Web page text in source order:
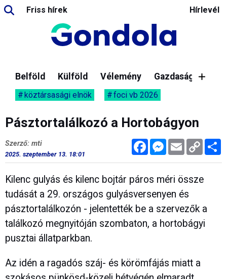
Friss hírek Hírlevél
Belföld Külföld Vélemény Gazdaság
köztársasági elnök foci vb 2026
Pásztortalálkozó a Hortobágyon
FacebookMessenger
Email Copy
Link
Szerző: mti
2025. szeptember 13. 18:01
Kilenc gulyás és kilenc bojtár páros méri össze
tudását a 29. országos gulyásversenyen és
pásztortalálkozón - jelentették be a szervezők a
találkozó megnyitóján szombaton, a hortobágyi
pusztai állatparkban.
Az idén a ragadós száj- és körömfájás miatt a